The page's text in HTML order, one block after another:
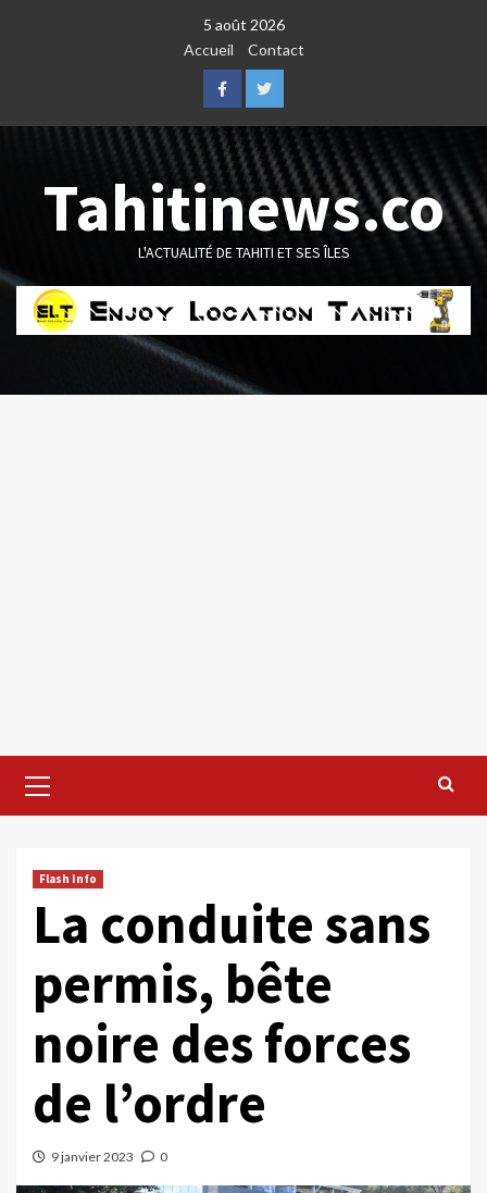
5 août 2026
Accueil
Contact
FacebookTwitter
Tahitinews.co
L'ACTUALITÉ DE TAHITI ET SES ÎLES
Menu
Flash Info
La conduite sans
permis, bête
noire des forces
de l’ordre
9 janvier 2023 0